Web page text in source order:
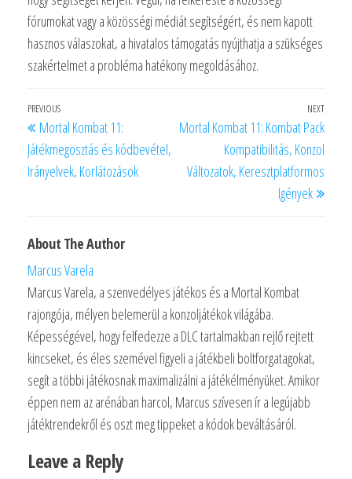
fórumokat vagy a közösségi médiát segítségért, és nem kapott
hasznos válaszokat, a hivatalos támogatás nyújthatja a szükséges
szakértelmet a probléma hatékony megoldásához.
Post
navigation
Previous
Post
PREVIOUS
Mortal Kombat 11:
Játékmegosztás és kódbevétel,
Irányelvek, Korlátozások
Next
Post
NEXT
Mortal Kombat 11: Kombat Pack
Kompatibilitás, Konzol
Változatok, Keresztplatformos
Igények
About The Author
Marcus Varela
Marcus Varela, a szenvedélyes játékos és a Mortal Kombat
rajongója, mélyen belemerül a konzoljátékok világába.
Képességével, hogy felfedezze a DLC tartalmakban rejlő rejtett
kincseket, és éles szemével figyeli a játékbeli boltforgatagokat,
segít a többi játékosnak maximalizálni a játékélményüket. Amikor
éppen nem az arénában harcol, Marcus szívesen ír a legújabb
játéktrendekről és oszt meg tippeket a kódok beváltásáról.
Leave a Reply